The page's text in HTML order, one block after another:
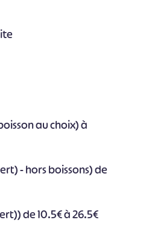
au choix) à
- hors boissons) de
de 10.5€ à 26.5€